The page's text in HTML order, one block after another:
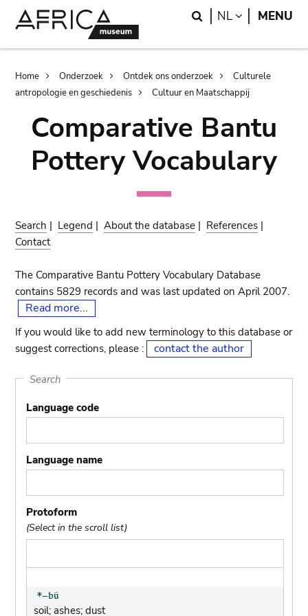
Search
NL LANGUAGE
MENU
Breadcrumb
Home Onderzoek Ontdek ons onderzoek
Culturele
antropologie en geschiedenis
Cultuur en Maatschappij
Comparative Bantu
Pottery Vocabulary
Search | Legend |About the database | References |
Contact
The Comparative Bantu Pottery Vocabulary Database
contains 5829 records and was last updated on April 2007.
Read more...
If you would like to add new terminology to this database or
suggest corrections, please :
contact the author
Search
Language code
Language name
Protoform
(Select in the scroll list)
soil; ashes; dust